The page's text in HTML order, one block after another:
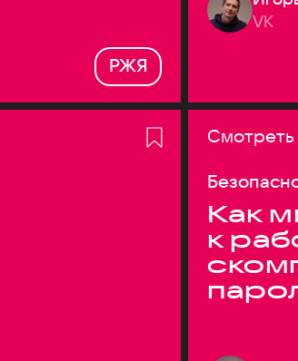
РЖЯ
VK
Смотреть
Как
к